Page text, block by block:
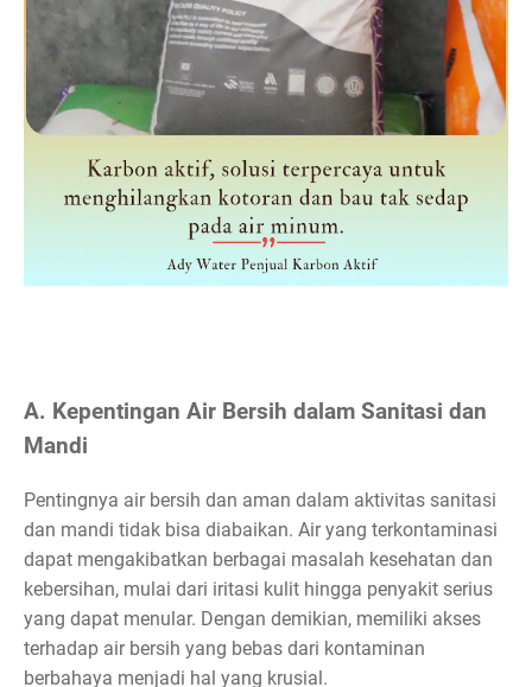
A. Kepentingan Air Bersih dalam Sanitasi dan
Mandi
Pentingnya air bersih dan aman dalam aktivitas sanitasi
dan mandi tidak bisa diabaikan. Air yang terkontaminasi
dapat mengakibatkan berbagai masalah kesehatan dan
kebersihan, mulai dari iritasi kulit hingga penyakit serius
yang dapat menular. Dengan demikian, memiliki akses
terhadap air bersih yang bebas dari kontaminan
berbahaya menjadi hal yang krusial.